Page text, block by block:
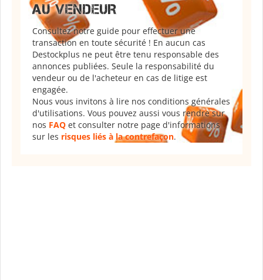
AU VENDEUR
Consultez notre guide pour effectuer une
transaction en toute sécurité ! En aucun cas
Destockplus ne peut être tenu responsable des
annonces publiées. Seule la responsabilité du
vendeur ou de l'acheteur en cas de litige est
engagée.
Nous vous invitons à lire nos conditions générales
d'utilisations. Vous pouvez aussi vous rendre sur
nos FAQ et consulter notre page d'informations
sur les risques liés à la contrefaçon.